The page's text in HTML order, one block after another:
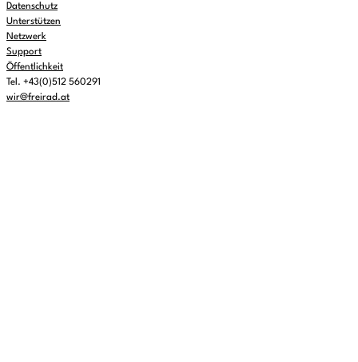
Datenschutz
Unterstützen
Netzwerk
Support
Öffentlichkeit
Tel. +43(0)512 560291
wir@freirad.at